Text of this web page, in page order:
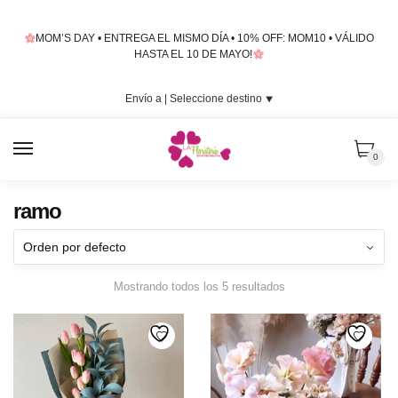
MOM’S DAY • ENTREGA EL MISMO DÍA • 10% OFF: MOM10 • VÁLIDO
HASTA EL 10 DE MAYO!
Envío a | Seleccione destino⯆
0
ramo
Mostrando todos los 5 resultados